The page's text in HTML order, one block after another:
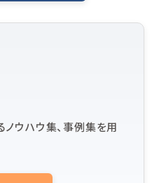
ノウハウ集、事例集を用